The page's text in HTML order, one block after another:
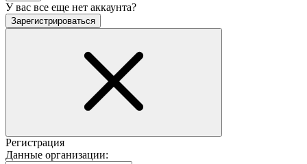
У вас все еще нет аккаунта?
Зарегистрироваться
Регистрация
Данные организации: